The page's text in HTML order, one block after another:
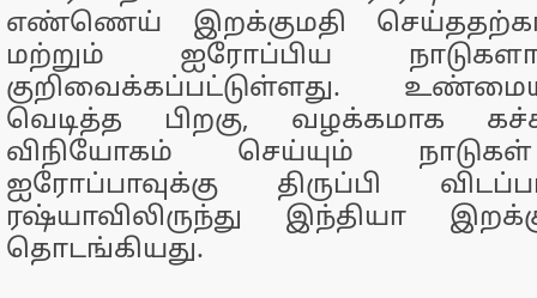
எண்ணெய் இறக்குமதி
மற்றும் ஐரோப்பிய
குறிவைக்கப்பட்டுள்ளது.
வெடித்த பிறகு, வழக்கமாக
விநியோகம் செய்யும்
ஐரோப்பாவுக்கு திருப்பி
ரஷ்யாவிலிருந்து இந்தியா
தொடங்கியது.